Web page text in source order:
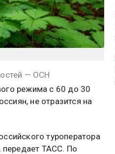
— ОСН
режима с 60 до 30
не отразится на
туроператора
передает ТАСС. По